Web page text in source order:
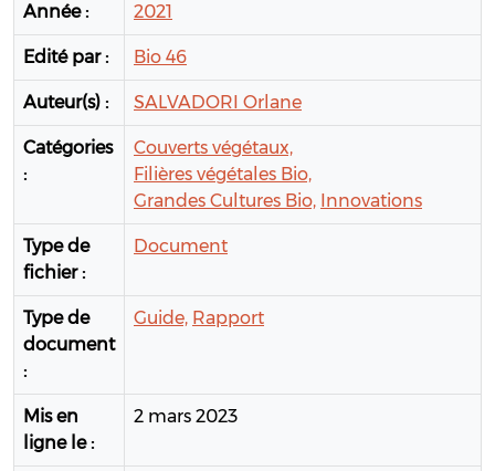
Année : 2021
Edité par : Bio 46
Auteur(s) : SALVADORI Orlane
Catégories
:
Couverts végétaux,
Filières végétales Bio,
Grandes Cultures Bio, Innovations
Type de
fichier :
Document
Type de
document
:
Guide, Rapport
Mis en
ligne le :
2 mars 2023